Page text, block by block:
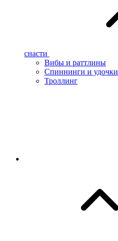
снасти
Вибы и раттлины
Спиннинги и удочки
Троллинг